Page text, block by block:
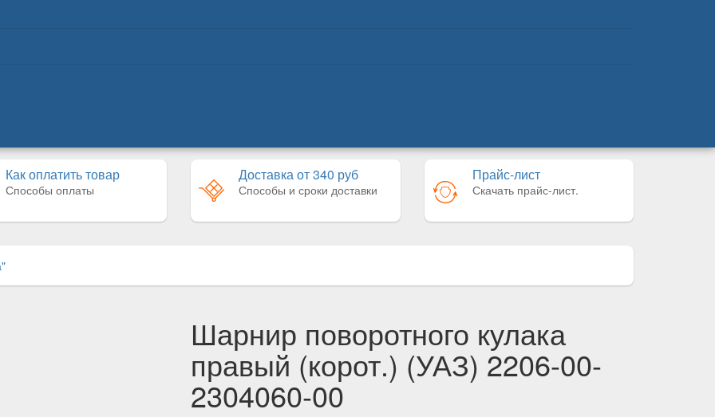
Как оплатить товар
Способы оплаты
Доставка от 340 руб
Способы и сроки доставки
Прайс-лист
Скачать прайс-лист.
Шарнир поворотного кулака
правый (корот.) (УАЗ) 2206-00-
2304060-00